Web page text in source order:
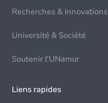
Recherches & Innovations
Université & Société
Soutenir l'UNamur
Liens rapides